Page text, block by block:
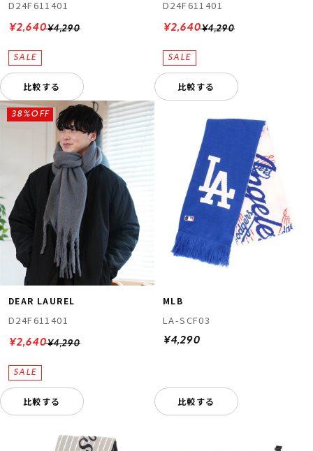
D24F611401
¥4,290
¥2,640
比較する
D24F611401
¥4,290
¥2,640
比較する
DEAR LAUREL
D24F611401
¥4,290
38%OFF
¥2,640
比較する
MLB
LA-SCF03
¥4,290
比較する